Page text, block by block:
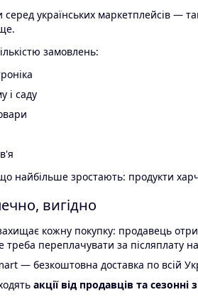
українських маркетплейсів —
замовлень:
і саду
найбільше зростають: продукти
вигідно
кожну покупку: продавець
треба переплачувати за післяплату
— безкоштовна доставка по всій
акції від продавців та сезонні